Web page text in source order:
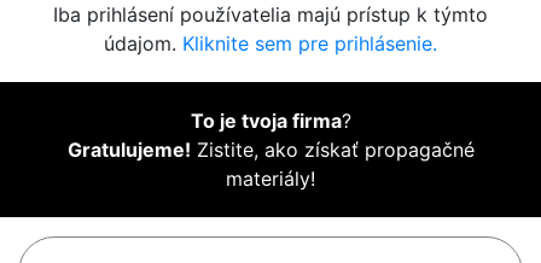
Iba prihlásení používatelia majú prístup k týmto
údajom. Kliknite sem pre prihlásenie.
To je tvoja firma?
Gratulujeme! Zistite, ako získať propagačné
materiály!